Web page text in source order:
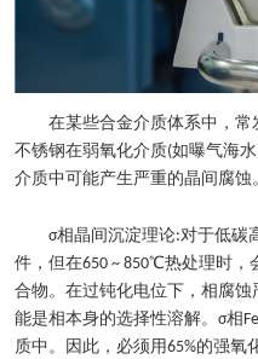
在某些合金介质体系中，
不锈钢在弱氧化介质(如曝气海
介质中可能产生严重的晶间腐蚀
σ相晶间沉淀理论:对于低碳
件，但在650 ~ 850℃热处理时，
合物。在过钝化电位下，相腐蚀
能是相本身的选择性溶解。σ相
质中。因此，必须用65%的强氧